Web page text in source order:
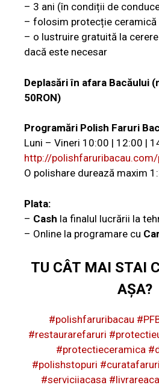
– 3 ani (în condiții de
– folosim protecție ceramică
– o lustruire gratuită la
dacă este necesar
Deplasări în afara Bacăului
50RON)
Programări Polish Faruri
Luni – Vineri 10:00 | 12:00 |
http://
O polishare durează maxim
Plata:
– Cash la finalul lucrării la
– Online la programare cu
TU CÂT MAI STAI
AȘA?
#polishfaruribacau
#restaurarefaruri
#protectieceramica
#polishstopuri #curatafaruri
#serviciiacasa